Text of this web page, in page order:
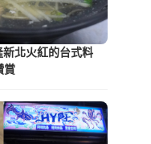
北火紅的台式料
賞